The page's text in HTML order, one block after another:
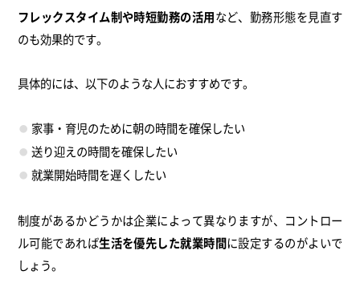
フレックスタイム制や時短勤務の活用など、勤務形態を見直す
のも効果的です。
具体的には、以下のような人におすすめです。
家事・育児のために朝の時間を確保したい
送り迎えの時間を確保したい
就業開始時間を遅くしたい
制度があるかどうかは企業によって異なりますが、コントロー
ル可能であれば生活を優先した就業時間に設定するのがよいで
しょう。